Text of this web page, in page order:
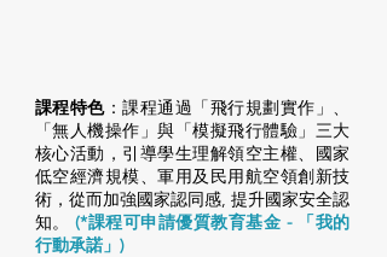
課程特色：課程通過「飛行規劃實作」、
「無人機操作」與「模擬飛行體驗」三大
核心活動，引導學生理解領空主權、國家
低空經濟規模、軍用及民用航空領創新技
術，從而加強國家認同感, 提升國家安全認
知。(*課程可申請優質教育基金 - 「我的
行動承諾」)